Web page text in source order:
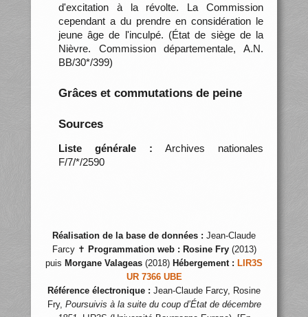
d'excitation à la révolte. La Commission
cependant a du prendre en considération le
jeune âge de l'inculpé. (État de siège de la
Nièvre. Commission départementale, A.N.
BB/30*/399)
Grâces et commutations de peine
Sources
Liste générale : Archives nationales
F/7/*/2590
Réalisation de la base de données : Jean-Claude
Farcy ✝ Programmation web : Rosine Fry(2013)
puis Morgane Valageas (2018) Hébergement : LIR3S
UR 7366 UBE
Référence électronique : Jean-Claude Farcy, Rosine
Fry, Poursuivis à la suite du coup d’État de décembre